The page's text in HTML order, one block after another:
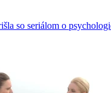
so seriálom o